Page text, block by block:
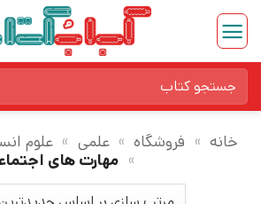
Skip
content
برای:
خانه » فروشگاه » علمی » علوم
» مهارت های